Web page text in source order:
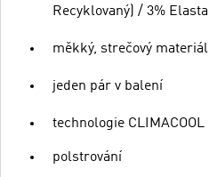
Recyklovaný) / 3%
měkký, strečový materiál
jeden pár v balení
technologie CLIMACOOL
polstrování